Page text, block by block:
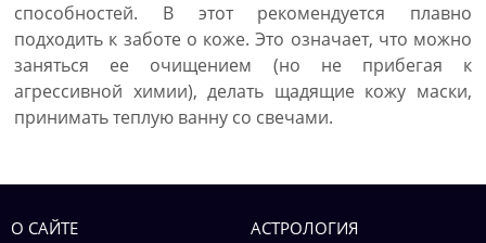
способностей. В этот рекомендуется плавно
подходить к заботе о коже. Это означает, что можно
заняться ее очищением (но не прибегая к
агрессивной химии), делать щадящие кожу маски,
принимать теплую ванну со свечами.
О САЙТЕ АСТРОЛОГИЯ